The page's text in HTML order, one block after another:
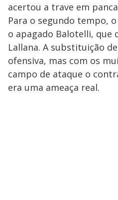
acertou a trave em
Para o segundo tempo,
o apagado Balotelli, que
Lallana. A substituição
ofensiva, mas com os
campo de ataque o
era uma ameaça real.